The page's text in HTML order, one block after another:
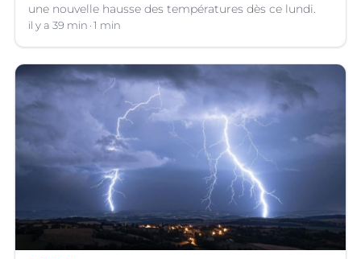
une nouvelle hausse des températures dès ce lundi.
il y a 39 min 1 min